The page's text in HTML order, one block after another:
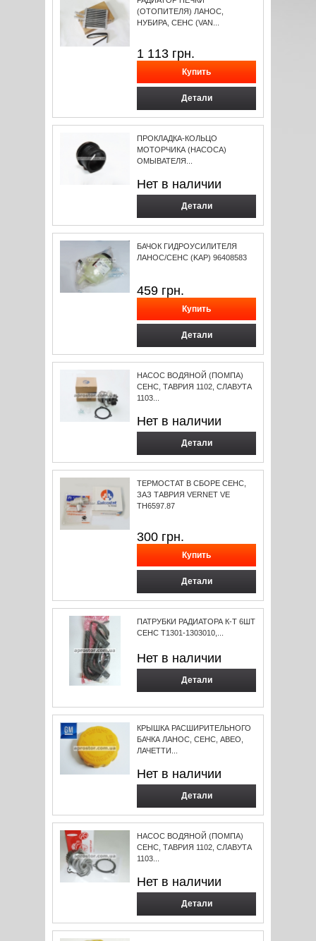
(ОТОПИТЕЛЯ) ЛАНОС,
НУБИРА, СЕНС (VAN...
1 113 грн.
Детали
ПРОКЛАДКА-КОЛЬЦО
МОТОРЧИКА (НАСОСА)
ОМЫВАТЕЛЯ...
Нет в наличии
Детали
БАЧОК ГИДРОУСИЛИТЕЛЯ
ЛАНОС/СЕНС (KAP) 96408583
459 грн.
Детали
НАСОС ВОДЯНОЙ (ПОМПА)
СЕНС, ТАВРИЯ 1102, СЛАВУТА
1103...
Нет в наличии
Детали
ТЕРМОСТАТ В СБОРЕ СЕНС,
ЗАЗ ТАВРИЯ VERNET VE
TH6597.87
300 грн.
Детали
ПАТРУБКИ РАДИАТОРА К-Т 6ШТ
СЕНС T1301-1303010,...
Нет в наличии
Детали
КРЫШКА РАСШИРИТЕЛЬНОГО
БАЧКА ЛАНОС, СЕНС, АВЕО,
ЛАЧЕТТИ...
Нет в наличии
Детали
НАСОС ВОДЯНОЙ (ПОМПА)
СЕНС, ТАВРИЯ 1102, СЛАВУТА
1103...
Нет в наличии
Детали